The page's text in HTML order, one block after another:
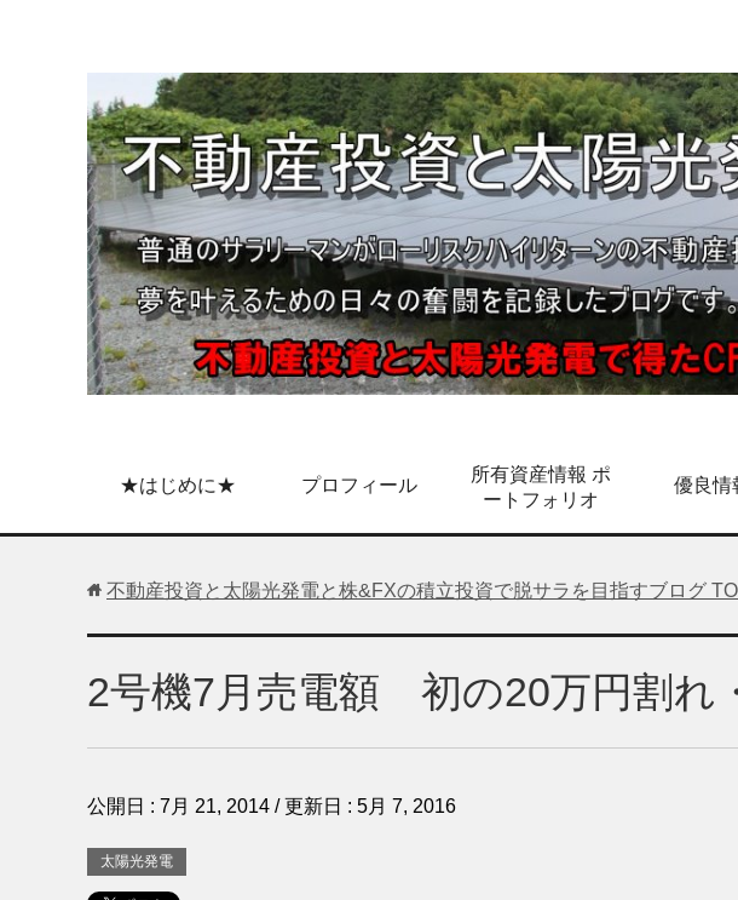
★はじめに★ プロフィール
所有資産情報 ポ
ートフォリオ
優良情
不動産投資と太陽光発電と株&FXの積立投資で脱サラを目指すブログ
2号機7月売電額 初の20万円割れ
公開日 : 7月 21, 2014 / 更新日 : 5月 7, 2016
太陽光発電